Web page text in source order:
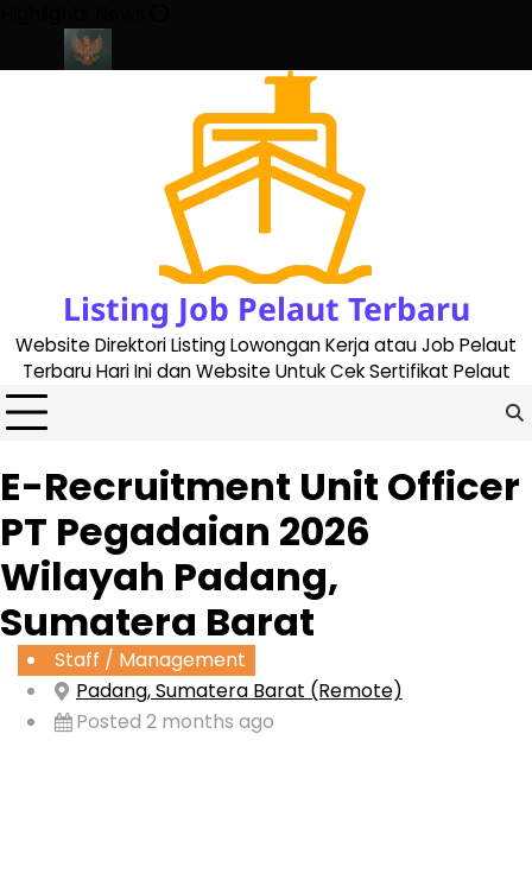
content
Listing Job Pelaut Terbaru
Website Direktori Listing Lowongan Kerja atau Job Pelaut
Terbaru Hari Ini dan Website Untuk Cek Sertifikat Pelaut
E-Recruitment Unit Officer
PT Pegadaian 2026
Wilayah Padang,
Sumatera Barat
Staff / Management
Padang, Sumatera Barat (Remote)
Posted 2 months ago